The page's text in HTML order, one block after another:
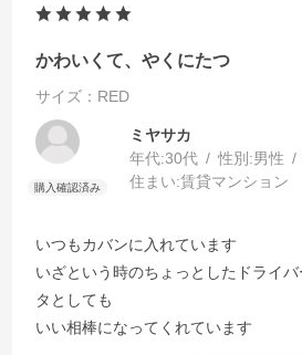
かわいくて、やくにたつ
サイズ：RED
ミヤサカ
年代:30代 性別:男性
住まい:賃貸マンション
いつもカバンに入れています
いざという時のちょっとしたドライ
タとしても
いい相棒になってくれています